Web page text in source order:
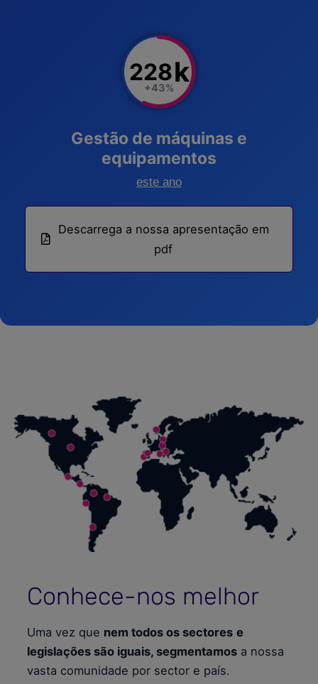
228k
Gestão de máquinas e
equipamentos
+43%
este ano
Descarrega a nossa apresentação em
pdf
Conhece-nos melhor
Uma vez que nem todos os sectores e
legislações são iguais, segmentamos a nossa
vasta comunidade por sector e país.